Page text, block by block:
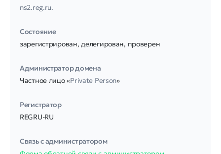
ns2.reg.ru.
Соcтояние
зарегистрирован, делегирован, проверен
Администратор домена
Частное лицо «Private Person»
Регистратор
REGRU-RU
Связь с администратором